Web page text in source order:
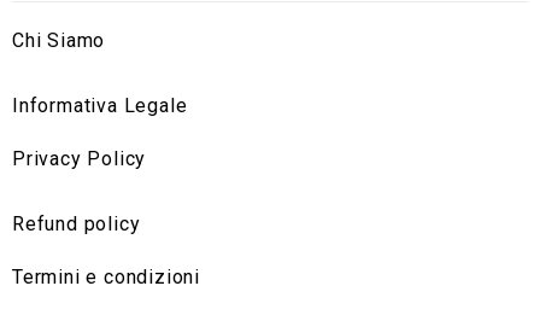
Chi Siamo
Informativa Legale
Privacy Policy
Refund policy
Termini e condizioni